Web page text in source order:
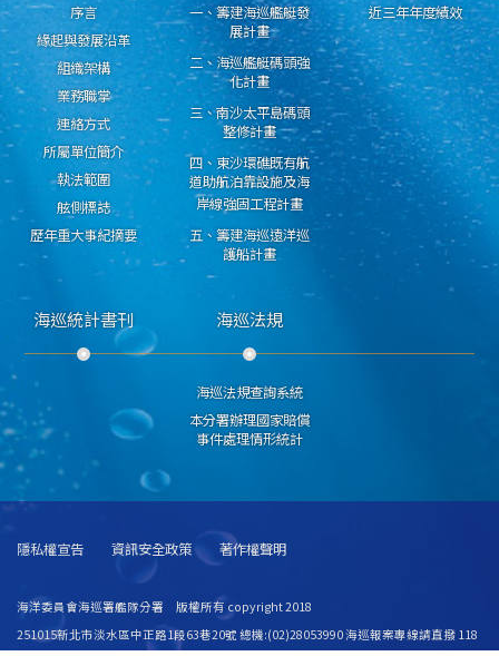
序言
緣起與發展沿革
組織架構
業務職掌
連絡方式
所屬單位簡介
執法範圍
舷側標誌
歷年重大事紀摘要
一、籌建海巡艦艇發
展計畫
二、海巡艦艇碼頭強
化計畫
三、南沙太平島碼頭
整修計畫
四、東沙環礁既有航
道助航泊靠設施及海
岸線強固工程計畫
五、籌建海巡遠洋巡
護船計畫
近三年年度績效
海巡統計書刊 海巡法規
海巡法規查詢系統
本分署辦理國家賠償
事件處理情形統計
隱私權宣告 資訊安全政策 著作權聲明
海洋委員會海巡署艦隊分署 版權所有 copyright 2018
251015新北市淡水區中正路1段63巷20號 總機:(02)28053990 海巡報案專線請直撥 118